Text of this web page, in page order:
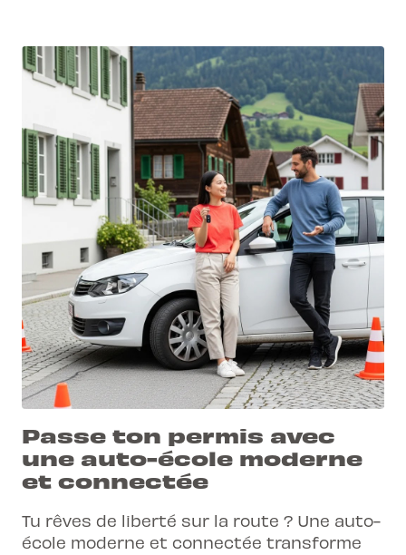
Passe ton permis avec
une auto-école moderne
et connectée
Tu rêves de liberté sur la route ? Une auto-
école moderne et connectée transforme